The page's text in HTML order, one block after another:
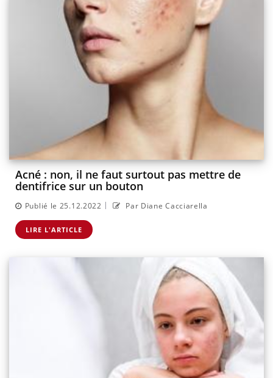
Acné : non, il ne faut surtout pas mettre de
dentifrice sur un bouton
Publié le 25.12.2022 | Par Diane Cacciarella
LIRE L'ARTICLE